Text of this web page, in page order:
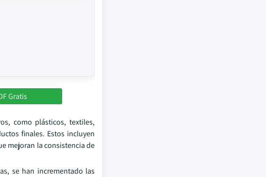
Gratis
como plásticos, textiles,
finales. Estos incluyen
mejoran la consistencia de
se han incrementado las